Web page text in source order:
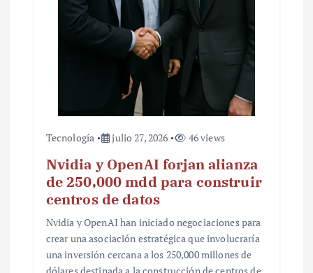
Tecnología julio 27, 2026 46 views
Nvidia y OpenAI forjan alianza
de 250,000 mdd para construir
centros de datos
Nvidia y OpenAI han iniciado negociaciones para
crear una asociación estratégica que involucraría
una inversión cercana a los 250,000 millones de